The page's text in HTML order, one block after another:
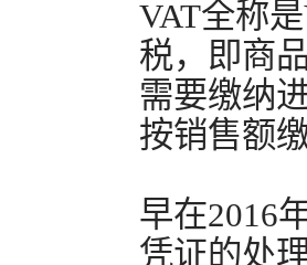
VAT全称
税，即商
需要缴纳
按销售额
早在2016
凭证的处